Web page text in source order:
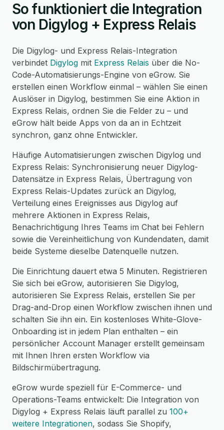
So funktioniert die Integration
von Digylog + Express Relais
Die Digylog- und Express Relais-Integration
verbindet Digylog mit Express Relais über die No-
Code-Automatisierungs-Engine von eGrow. Sie
erstellen einen Workflow einmal – wählen Sie einen
Auslöser in Digylog, bestimmen Sie eine Aktion in
Express Relais, ordnen Sie die Felder zu – und
eGrow hält beide Apps von da an in Echtzeit
synchron, ganz ohne Entwickler.
Häufige Automatisierungen zwischen Digylog und
Express Relais: Synchronisierung neuer Digylog-
Datensätze in Express Relais, Übertragung von
Express Relais-Updates zurück an Digylog,
Verteilung eines Ereignisses aus Digylog auf
mehrere Aktionen in Express Relais,
Benachrichtigung Ihres Teams im Chat bei Fehlern
sowie die Vereinheitlichung von Kundendaten, damit
beide Systeme dieselbe Datenquelle nutzen.
Die Einrichtung dauert etwa 5 Minuten. Registrieren
Sie sich bei eGrow, autorisieren Sie Digylog,
autorisieren Sie Express Relais, erstellen Sie per
Drag-and-Drop einen Workflow zwischen ihnen und
schalten Sie ihn ein. Ein kostenloses White-Glove-
Onboarding ist in jedem Plan enthalten – ein
persönlicher Account Manager erstellt gemeinsam
mit Ihnen Ihren ersten Workflow via
Bildschirmübertragung.
eGrow wurde speziell für E-Commerce- und
Operations-Teams entwickelt: Die Integration von
Digylog + Express Relais läuft parallel zu 100+
weitere Integrationen, sodass Sie Shopify,